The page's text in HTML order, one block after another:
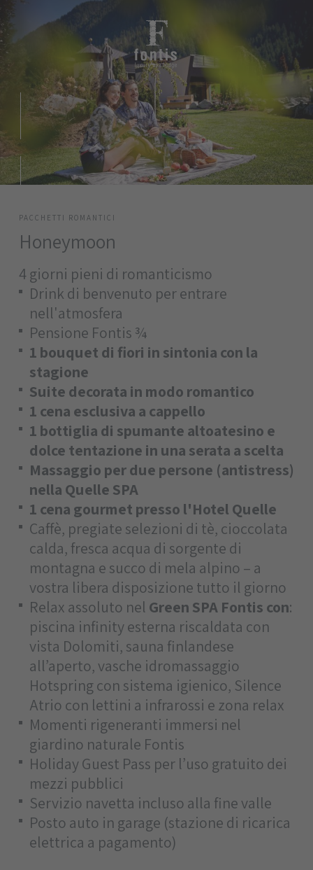
PACCHETTI ROMANTICI
Honeymoon
4 giorni pieni di romanticismo
Drink di benvenuto per entrare
nell'atmosfera
Pensione Fontis ¾
1 bouquet di fiori in sintonia con la
stagione
Suite decorata in modo romantico
1 cena esclusiva a cappello
1 bottiglia di spumante altoatesino e
dolce tentazione in una serata a scelta
Massaggio per due persone (antistress)
nella Quelle SPA
1 cena gourmet presso l'Hotel Quelle
Caffè, pregiate selezioni di tè, cioccolata
calda, fresca acqua di sorgente di
montagna e succo di mela alpino – a
vostra libera disposizione tutto il giorno
Relax assoluto nel Green SPA Fontis con:
piscina infinity esterna riscaldata con
vista Dolomiti, sauna finlandese
all’aperto, vasche idromassaggio
Hotspring con sistema igienico, Silence
Atrio con lettini a infrarossi e zona relax
Momenti rigeneranti immersi nel
giardino naturale Fontis
Holiday Guest Pass per l’uso gratuito dei
mezzi pubblici
Servizio navetta incluso alla fine valle
Posto auto in garage (stazione di ricarica
elettrica a pagamento)